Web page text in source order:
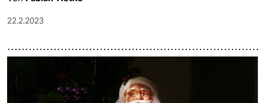
22.2.2023